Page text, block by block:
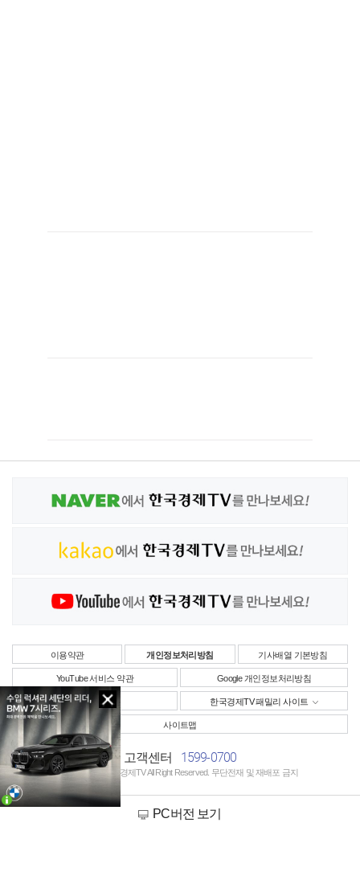
이용약관 개인정보처리방침 기사배열 기본방침
YouTube 서비스 약관 Google 개인정보처리방침
사업자정보 한국경제TV 패밀리 사이트
사이트맵
고객센터 1599-0700
Copyright © 한국경제TV All Right Reserved. 무단전재 및 재배포 금지
PC버전 보기